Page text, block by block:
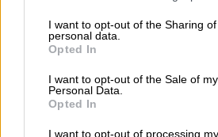
not limited to your visit or usage
grant or deny consent to Google and
use your data for below specified
consent section.
I want to opt-out of the Sharing
personal data.
Opted In
I want to opt-out of the Sale of my
Personal Data.
Opted In
I want to opt-out of processing my
Σαββίδη:«Τις βάσεις τις
Σαββίδης από το 2012,
πρώτα 4-5 χρόνια ήθελε
βάσεις για τις επιτυχίες
ομάδα. Τα τελευταία 4-5